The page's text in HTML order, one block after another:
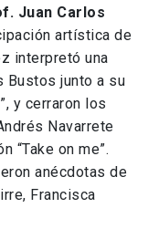
Juan Carlos
artística de
interpretó una
Bustos junto a su
y cerraron los
Navarrete
“Take on me”.
anécdotas de
Francisca